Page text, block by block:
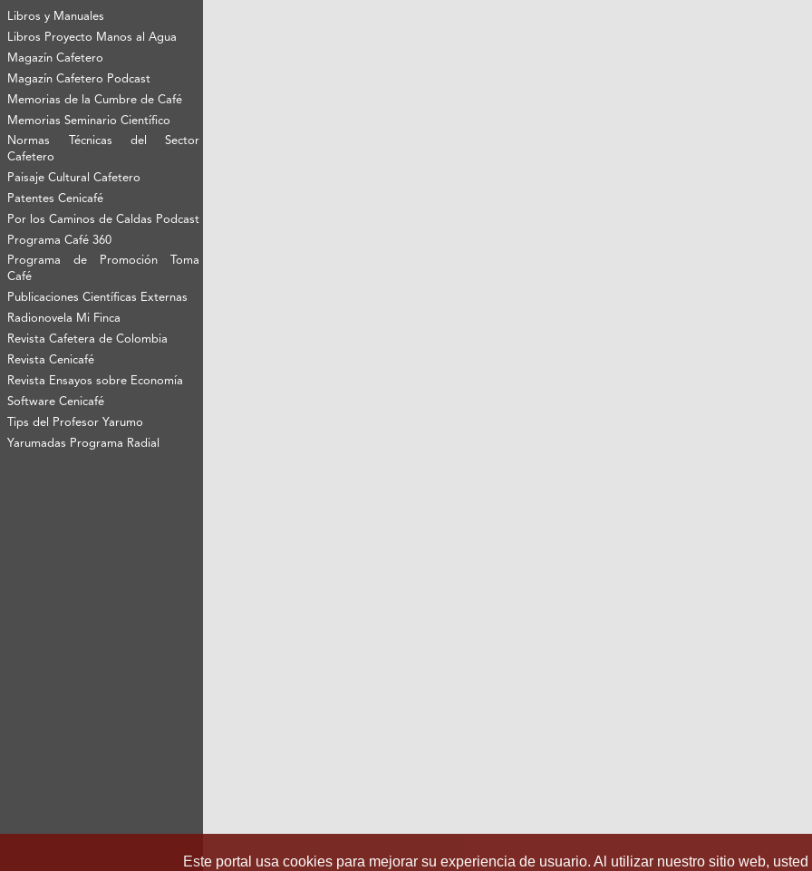
Libros y Manuales
Libros Proyecto Manos al Agua
Magazín Cafetero
Magazín Cafetero Podcast
Memorias de la Cumbre de Café
Memorias Seminario Científico
Normas Técnicas del Sector
Cafetero
Paisaje Cultural Cafetero
Patentes Cenicafé
Por los Caminos de Caldas Podcast
Programa Café 360
Programa de Promoción Toma
Café
Publicaciones Científicas Externas
Radionovela Mi Finca
Revista Cafetera de Colombia
Revista Cenicafé
Revista Ensayos sobre Economía
Software Cenicafé
Tips del Profesor Yarumo
Yarumadas Programa Radial
Este portal usa cookies para mejorar su experiencia de usuario. Al utilizar nuestro sitio web,